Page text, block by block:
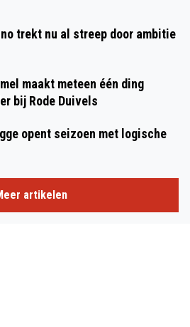
trekt nu al streep door ambitie
maakt meteen één ding
bij Rode Duivels
opent seizoen met logische
artikelen